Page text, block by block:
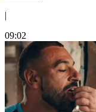
|
09:02